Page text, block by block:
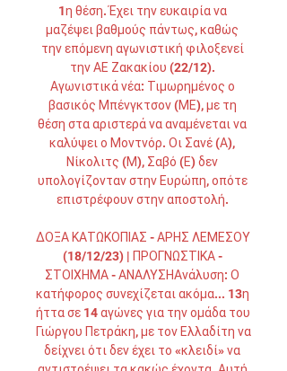
1η θέση. Έχει την ευκαιρία να
μαζέψει βαθμούς πάντως, καθώς
την επόμενη αγωνιστική φιλοξενεί
την ΑΕ Ζακακίου (22/12).
Αγωνιστικά νέα: Τιμωρημένος ο
βασικός Μπένγκτσον (ΜΕ), με τη
θέση στα αριστερά να αναμένεται να
καλύψει ο Μοντνόρ. Οι Σανέ (Α),
Νίκολιτς (Μ), Σαβό (Ε) δεν
υπολογίζονταν στην Ευρώπη, οπότε
επιστρέφουν στην αποστολή.
ΔΟΞΑ ΚΑΤΩΚΟΠΙΑΣ - ΑΡΗΣ ΛΕΜΕΣΟΥ
(18/12/23) | ΠΡΟΓΝΩΣΤΙΚΑ -
ΣΤΟΙΧΗΜΑ - ΑΝΑΛΥΣΗΑνάλυση: Ο
κατήφορος συνεχίζεται ακόμα... 13η
ήττα σε 14 αγώνες για την ομάδα του
Γιώργου Πετράκη, με τον Ελλαδίτη να
δείχνει ότι δεν έχει το «κλειδί» να